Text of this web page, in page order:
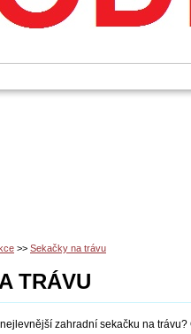
>> Sekačky na trávu
TRÁVU
zahradní sekačku na